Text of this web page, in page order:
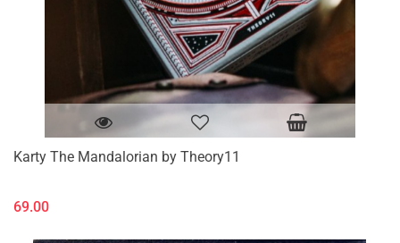
Karty The Mandalorian by Theory11
69.00